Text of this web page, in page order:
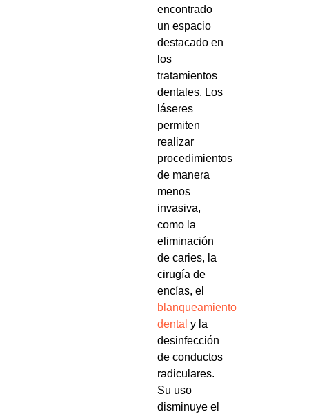
encontrado
un espacio
destacado en
los
tratamientos
dentales. Los
láseres
permiten
realizar
procedimientos
de manera
menos
invasiva,
como la
eliminación
de caries, la
cirugía de
encías, el
blanqueamiento
dental y la
desinfección
de conductos
radiculares.
Su uso
disminuye el